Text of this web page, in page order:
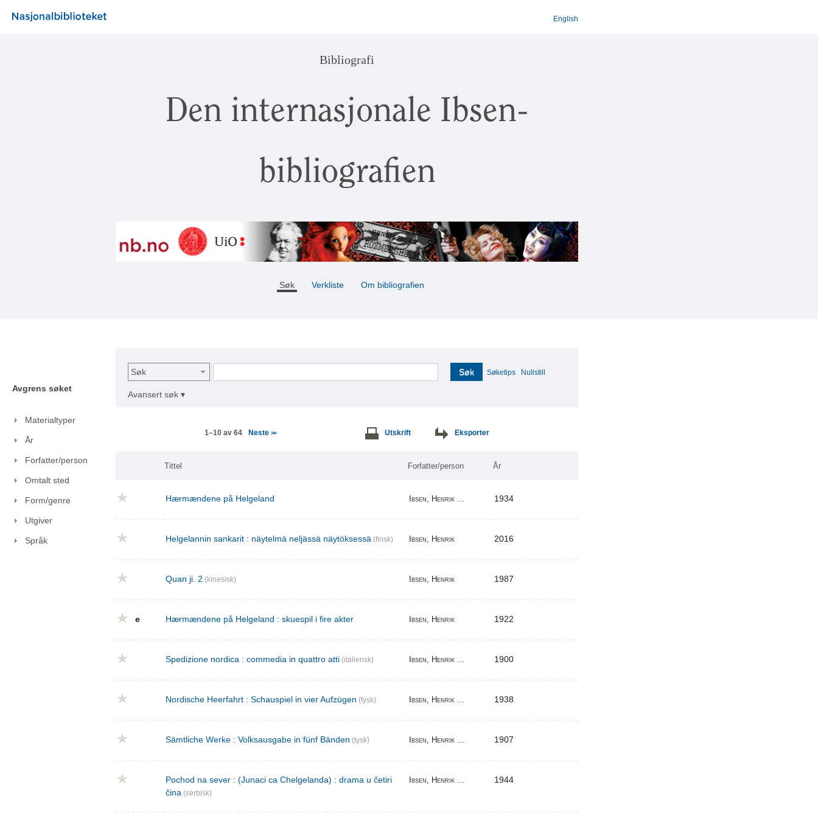
English
Bibliografi
Den internasjonale Ibsen-
bibliografien
Søk Verkliste Om bibliografien
Avgrens søket
Materialtyper
År
Forfatter/person
Omtalt sted
Form/genre
Utgiver
Språk
Søk Søk Søketips Nullstill
Avansert søk ▾
1–10 av 64 Neste>> Utskrift Eksporter
Tittel Forfatter/person År
Hærmændene på Helgeland Ibsen, Henrik ... 1934
Helgelannin sankarit : näytelmä neljässä näytöksessä (finsk) Ibsen, Henrik 2016
Quan ji. 2 (kinesisk) Ibsen, Henrik 1987
e Hærmændene på Helgeland : skuespil i fire akter Ibsen, Henrik 1922
Spedizione nordica : commedia in quattro atti (italiensk) Ibsen, Henrik ... 1900
Nordische Heerfahrt : Schauspiel in vier Aufzügen (tysk) Ibsen, Henrik ... 1938
Sämtliche Werke : Volksausgabe in fünf Bänden (tysk) Ibsen, Henrik ... 1907
Pochod na sever : (Junaci ca Chelgelanda) : drama u četiri
čina (serbisk)
Ibsen, Henrik ... 1944